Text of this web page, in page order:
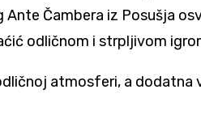
Čambera iz Posušja
odličnom i strpljivom
atmosferi, a